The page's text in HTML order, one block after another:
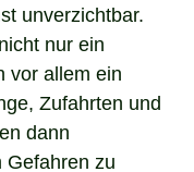
unverzichtbar.
nur ein
vor allem ein
Zufahrten und
dann
Gefahren zu